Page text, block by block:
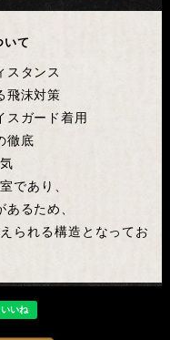
いて
スタンス
飛沫対策
スガード着用
徹底
であり、
るため、
られる構造となってお